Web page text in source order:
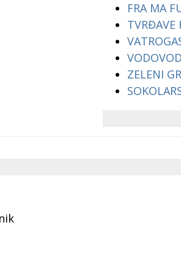
FRA MA
TVRĐAVE
VODOVOD
ZELENI